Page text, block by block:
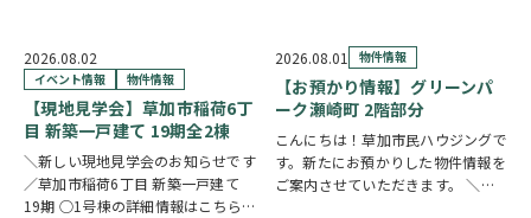
https://www.century21soka.com/st/s…一戸建て】です。 草加市民ハウジ
ングでは、草加市・八潮市を中心
に、当日ご案内可能な完…
2026.08.02
イベント情報 物件情報
【現地見学会】草加市稲荷6丁
目 新築一戸建て 19期全2棟
＼新しい現地見学会のお知らせです
／草加市稲荷6丁目 新築一戸建て
19期 ○1号棟の詳細情報はこちら
2026.08.01 物件情報
【お預かり情報】グリーンパ
ーク瀬崎町 2階部分
こんにちは！草加市民ハウジングで
す。新たにお預かりした物件情報を
ご案内させていただきます。 ＼弊